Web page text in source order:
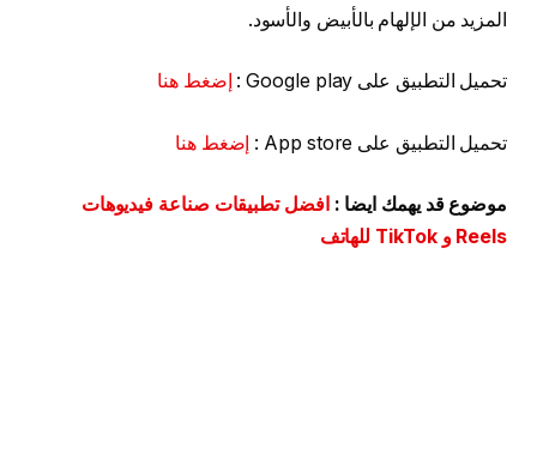
المزيد من الإلهام بالأبيض والأسود.
تحميل التطبيق على Google play : إضغط هنا
تحميل التطبيق على App store : إضغط هنا
موضوع قد يهمك ايضا : افضل تطبيقات صناعة فيديوهات
Reels و TikTok للهاتف